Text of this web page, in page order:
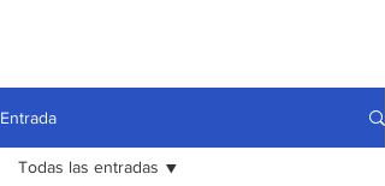
Entrada
Todas las entradas